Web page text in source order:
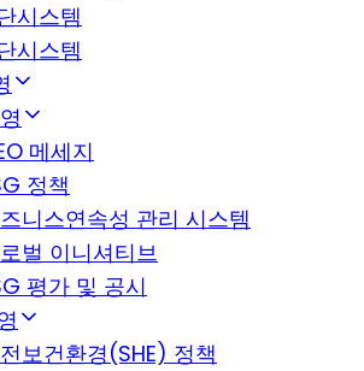
시스템
시스템
메세지
정책
니스연속성 관리 시스템
벌 이니셔티브
평가 및 공시
보건환경(SHE) 정책